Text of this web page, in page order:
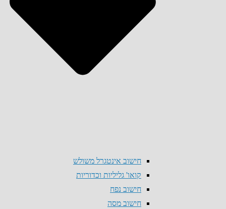
חישוב אינטגרל משולש
קואו' גליליות וכדוריות
חישוב נפח
חישוב מסה